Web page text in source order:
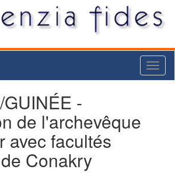
-
de l'archevêque
avec facultés
Conakry